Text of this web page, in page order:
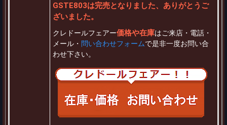
GSTE803は完売となりました、ありがとうご
ざいました。
クレドールフェアー価格や在庫はご来店・電話・
メール・ 問い合わせフォームで是非一度お問い合
わせ下さい。